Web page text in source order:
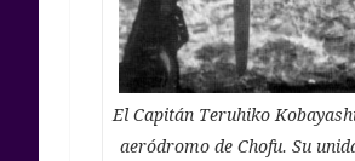
El Capitán Teruhiko
aeródromo de Chofu. Su